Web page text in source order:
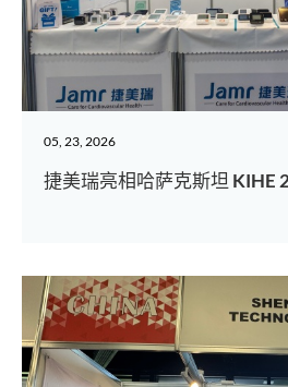
05, 23, 2026
捷美瑞亮相哈萨克斯坦 KIHE